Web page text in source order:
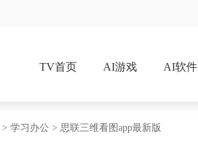
TV首页 AI游戏 AI软件
> 学习办公 > 思联三维看图app最新版